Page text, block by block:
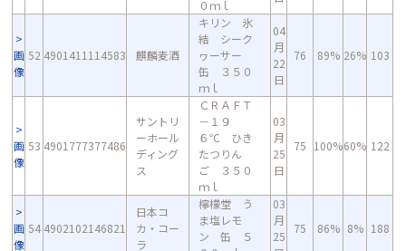
０ｍｌ
画
像
52 4901411114583 麒麟麦酒
キリン 氷
結 シーク
ヮーサー
缶 ３５０
ｍｌ
04
月
22
日
76 89% 26% 103
画
像
53 4901777377486
サントリ
ーホール
ディング
ス
ＣＲＡＦＴ
－１９
６℃ ひき
たつりん
ご ３５０
ｍｌ
03
月
25
日
75 100%60% 122
画
像
54 4902102146821
日本コ
カ・コー
ラ
檸檬堂 う
ま塩レモ
ン 缶 ５
03
月
25
75 86% 8% 188